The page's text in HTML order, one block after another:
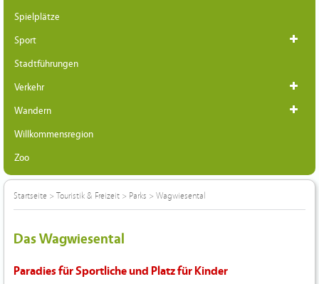
Spielplätze
Sport
Stadtführungen
Verkehr
Wandern
Willkommensregion
Zoo
Startseite > Touristik & Freizeit > Parks > Wagwiesental
Das Wagwiesental
Paradies für Sportliche und Platz für Kinder